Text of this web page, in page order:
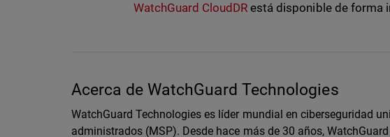
WatchGuard CloudDR está disponible de forma
Acerca de WatchGuard Technologies
WatchGuard Technologies es líder mundial en ciberseguridad
administrados (MSP). Desde hace más de 30 años,